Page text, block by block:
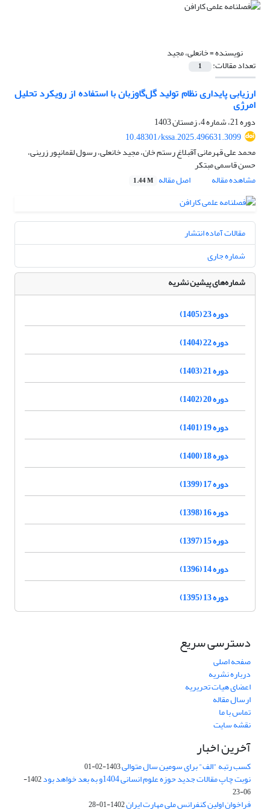
نویسنده =خانعلی، مجید
تعداد مقالات: 1
ارزیابی پایداری نظام تولید گل‌گاوزبان با استفاده از رویکرد تحلیل
امرژی
دوره 21، شماره 4، زمستان 1403
10.48301/kssa.2025.496631.3099
محمد علی قهرمانی آقبلاغ رستم خان، مجید خانعلی، رسول لقمانپور زرینی،
حسن قاسمی مبتکر
مشاهده مقاله
اصل مقاله 1.44 M
مقالات آماده انتشار
شماره جاری
شماره‌های پیشین نشریه
دوره 23 (1405)
دوره 22 (1404)
دوره 21 (1403)
دوره 20 (1402)
دوره 19 (1401)
دوره 18 (1400)
دوره 17 (1399)
دوره 16 (1398)
دوره 15 (1397)
دوره 14 (1396)
دوره 13 (1395)
دسترسی سریع
صفحه اصلی
درباره نشریه
اعضای هیات تحریریه
ارسال مقاله
تماس با ما
نقشه سایت
آخرین اخبار
کسب رتبه "الف" برای سومین سال متوالی1403-02-01
نوبت چاپ مقالات جدید حوزه علوم انسانی 1404و به بعد خواهد بود
1402-
06-23
فراخوان اولین کنفرانس ملی مهارت ایران1402-01-28